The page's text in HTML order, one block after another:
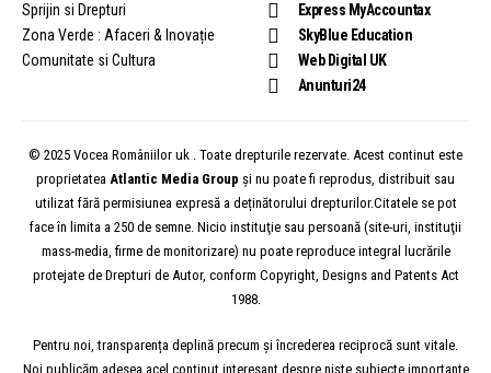
Sprijin si Drepturi
Zona Verde : Afaceri & Inovație
Comunitate si Cultura
Express MyAccountax
SkyBlue Education
Web Digital UK
Anunturi24
© 2025 Vocea Româniilor uk . Toate drepturile rezervate. Acest continut este
proprietatea Atlantic Media Group și nu poate fi reprodus, distribuit sau
utilizat fără permisiunea expresă a deținătorului drepturilor.Citatele se pot
face în limita a 250 de semne. Nicio instituţie sau persoană (site-uri, instituţii
mass-media, firme de monitorizare) nu poate reproduce integral lucrările
protejate de Drepturi de Autor, conform Copyright, Designs and Patents Act
1988.
Pentru noi, transparența deplină precum și încrederea reciprocă sunt vitale.
Noi publicăm adesea acel conținut interesant despre niște subiecte importante